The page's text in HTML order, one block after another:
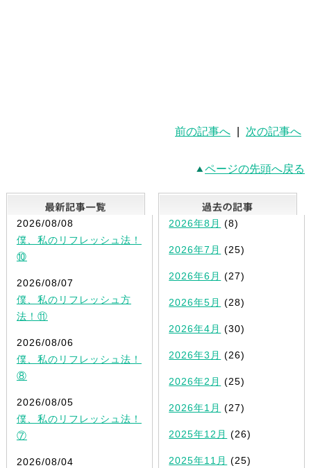
前の記事へ 次の記事へ
ページの先頭へ戻る
最新記事一覧
2026/08/08
僕、私のリフレッシュ法！
⑩
2026/08/07
僕、私のリフレッシュ方
法！⑪
2026/08/06
僕、私のリフレッシュ法！
⑧
2026/08/05
僕、私のリフレッシュ法！
⑦
2026/08/04
2026年8月 (8)
2026年7月 (25)
2026年6月 (27)
2026年5月 (28)
2026年4月 (30)
2026年3月 (26)
2026年2月 (25)
2026年1月 (27)
2025年12月 (26)
2025年11月 (25)